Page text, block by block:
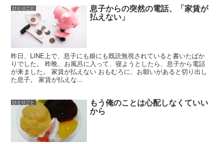
ひとりごと 息子からの突然の電話、「家賃が
払えない」
昨日、LINE上で、息子にも娘にも既読無視されていると書いたばか
りでした。 昨晩、お風呂に入って、寝ようとしたら、息子から電話
が来ました。 家賃が払えない おもむろに、お願いがあると切り出し
た息子。 家賃が払えな...
ひとりごと もう俺のことは心配しなくていい
から